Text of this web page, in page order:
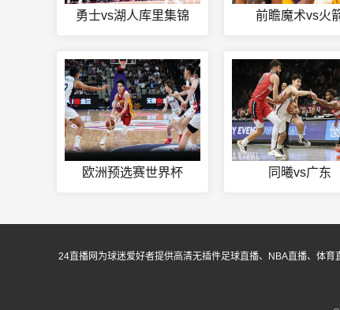
勇士vs湖人库里集锦 前瞻魔术vs火
欧洲预选赛世界杯 同曦vs广东
24直播网为球迷爱好者提供高清无插件足球直播、NBA直播、体